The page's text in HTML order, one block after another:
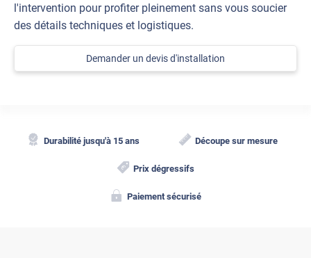
l'intervention pour profiter pleinement sans vous soucier
des détails techniques et logistiques.
Demander un devis d'installation
Durabilité jusqu'à 15 ans Découpe sur mesure
Prix dégressifs
Paiement sécurisé